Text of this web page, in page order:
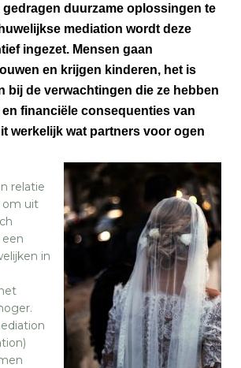
gedragen duurzame oplossingen te
mediation wordt deze
ingezet. Mensen gaan
en krijgen kinderen, het is
bij de verwachtingen die ze hebben
financiële consequenties van
werkelijk wat partners voor ogen
relatie
om uit
in